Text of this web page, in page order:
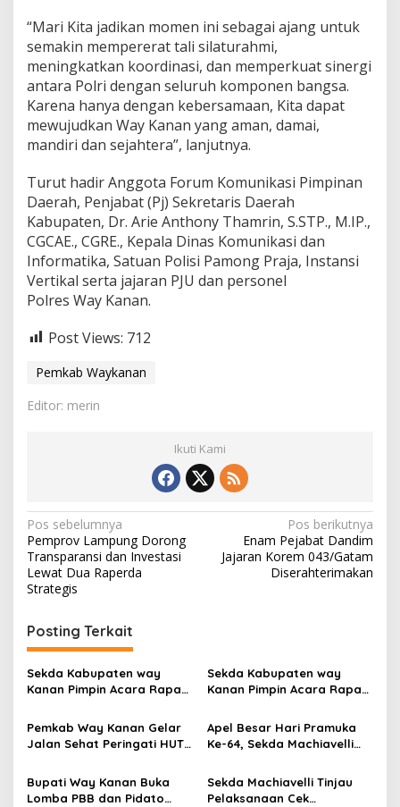
“Mari Kita jadikan momen ini sebagai ajang untuk
semakin mempererat tali silaturahmi,
meningkatkan koordinasi, dan memperkuat sinergi
antara Polri dengan seluruh komponen bangsa.
Karena hanya dengan kebersamaan, Kita dapat
mewujudkan Way Kanan yang aman, damai,
mandiri dan sejahtera”, lanjutnya.
Turut hadir Anggota Forum Komunikasi Pimpinan
Daerah, Penjabat (Pj) Sekretaris Daerah
Kabupaten, Dr. Arie Anthony Thamrin, S.STP., M.IP.,
CGCAE., CGRE., Kepala Dinas Komunikasi dan
Informatika, Satuan Polisi Pamong Praja, Instansi
Vertikal serta jajaran PJU dan personel
Polres Way Kanan.
Post Views: 712
Pemkab Waykanan
Editor: merin
Ikuti Kami
N
a
v
g
a
s
p
o
s
Pos sebelumnya
Pemprov Lampung Dorong
Transparansi dan Investasi
Lewat Dua Raperda
Strategis
Pos berikutnya
Enam Pejabat Dandim
Jajaran Korem 043/Gatam
Diserahterimakan
Posting Terkait
Sekda Kabupaten way
Kanan Pimpin Acara Rapat
Pangeran Tuha
Sekda Kabupaten way
Kanan Pimpin Acara Rapat
Pangeran Tuha
Pemkab Way Kanan Gelar
Jalan Sehat Peringati HUT
Apel Besar Hari Pramuka
Ke-64, Sekda Machiavelli
Ketahanan Bangsa
Bupati Way Kanan Buka
Lomba PBB dan Pidato
Sekda Machiavelli Tinjau
Pelaksanaan Cek